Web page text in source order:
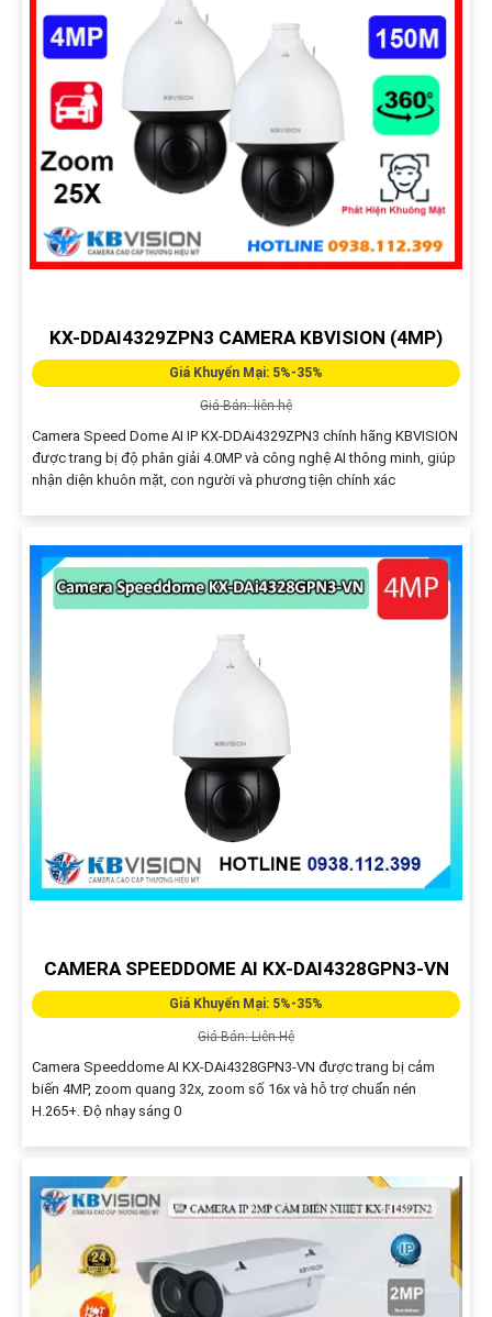
KX-DDAI4329ZPN3 CAMERA KBVISION (4MP)
Giá Khuyến Mại: 5%-35%
Giá Bán: liên hệ
Camera Speed Dome AI IP KX-DDAi4329ZPN3 chính hãng KBVISION
được trang bị độ phân giải 4.0MP và công nghệ AI thông minh, giúp
nhận diện khuôn mặt, con người và phương tiện chính xác
CAMERA SPEEDDOME AI KX-DAI4328GPN3-VN
Giá Khuyến Mại: 5%-35%
Giá Bán: Liên Hệ
Camera Speeddome AI KX-DAi4328GPN3-VN được trang bị cảm
biến 4MP, zoom quang 32x, zoom số 16x và hỗ trợ chuẩn nén
H.265+. Độ nhạy sáng 0